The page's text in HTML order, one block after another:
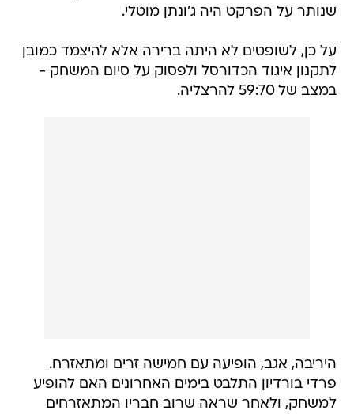
שנותר על הפרקט היה ג'ונתן מוטלי.
על כן, לשופטים לא היתה ברירה אלא להיצמד כמובן
לתקנון איגוד הכדורסל ולפסוק על סיום המשחק -
במצב של 59:70 להרצליה.
היריבה, אגב, הופיעה עם חמישה זרים ומתאזרח.
פרדי בורדיון התלבט בימים האחרונים האם להופיע
למשחק, ולאחר שראה שרוב חבריו המתאזרחים